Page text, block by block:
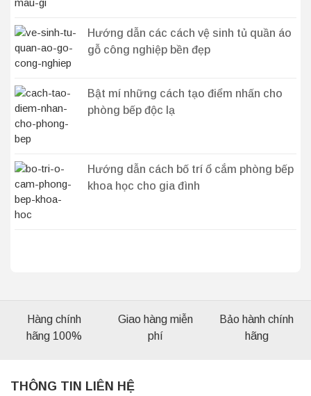
Hướng dẫn các cách vệ sinh tủ quần áo
gỗ công nghiệp bền đẹp
Bật mí những cách tạo điểm nhấn cho
phòng bếp độc lạ
Hướng dẫn cách bố trí ổ cắm phòng bếp
khoa học cho gia đình
Hàng chính
hãng 100%
Giao hàng miễn
phí
Bảo hành chính
hãng
THÔNG TIN LIÊN HỆ